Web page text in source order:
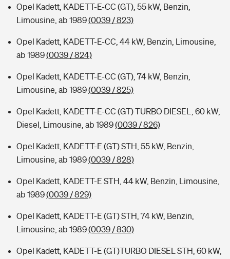
Opel Kadett, KADETT-E-CC (GT), 55 kW, Benzin,
Limousine, ab 1989(0039 / 823)
Opel Kadett, KADETT-E-CC, 44 kW, Benzin, Limousine,
ab 1989(0039 / 824)
Opel Kadett, KADETT-E-CC (GT), 74 kW, Benzin,
Limousine, ab 1989(0039 / 825)
Opel Kadett, KADETT-E-CC (GT) TURBO DIESEL, 60 kW,
Diesel, Limousine, ab 1989(0039 / 826)
Opel Kadett, KADETT-E (GT) STH, 55 kW, Benzin,
Limousine, ab 1989(0039 / 828)
Opel Kadett, KADETT-E STH, 44 kW, Benzin, Limousine,
ab 1989(0039 / 829)
Opel Kadett, KADETT-E (GT) STH, 74 kW, Benzin,
Limousine, ab 1989(0039 / 830)
Opel Kadett, KADETT-E (GT)TURBO DIESEL STH, 60 kW,